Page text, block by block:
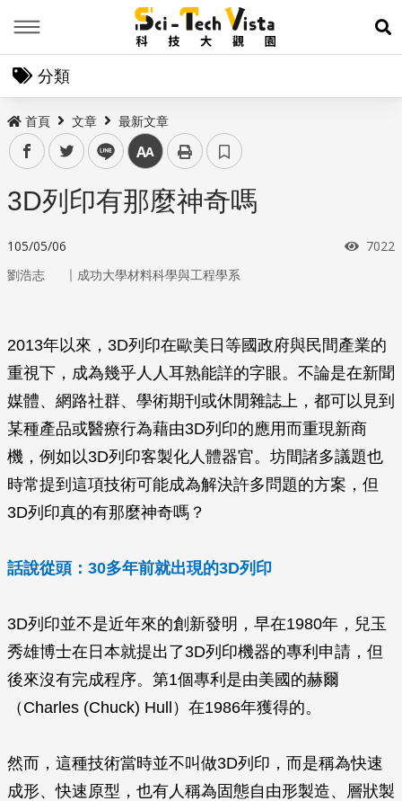
展
分類
首頁 文章 最新文章
facebooktwitter line 中
3D列印有那麼神奇嗎
105/05/06 瀏覽
7022
劉浩志 ｜ 成功大學材料科學與工程學系
2013年以來，3D列印在歐美日等國政府與民間產業的
重視下，成為幾乎人人耳熟能詳的字眼。不論是在新聞
媒體、網路社群、學術期刊或休閒雜誌上，都可以見到
某種產品或醫療行為藉由3D列印的應用而重現新商
機，例如以3D列印客製化人體器官。坊間諸多議題也
時常提到這項技術可能成為解決許多問題的方案，但
3D列印真的有那麼神奇嗎？
話說從頭：30多年前就出現的3D列印
3D列印並不是近年來的創新發明，早在1980年，兒玉
秀雄博士在日本就提出了3D列印機器的專利申請，但
後來沒有完成程序。第1個專利是由美國的赫爾
（Charles (Chuck) Hull）在1986年獲得的。
然而，這種技術當時並不叫做3D列印，而是稱為快速
成形、快速原型，也有人稱為固態自由形製造、層狀製